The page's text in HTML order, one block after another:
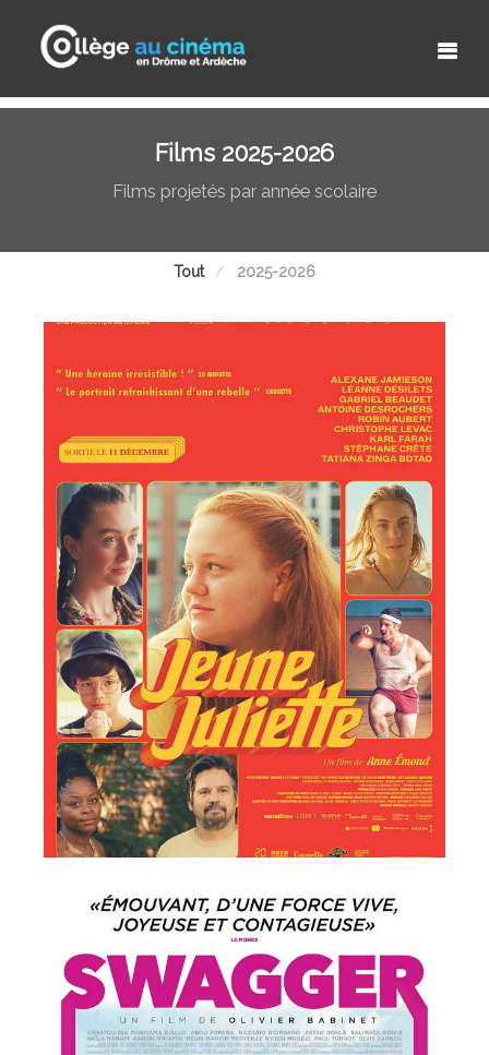
Films 2025-2026
Films projetés par année scolaire
Tout 2025-2026